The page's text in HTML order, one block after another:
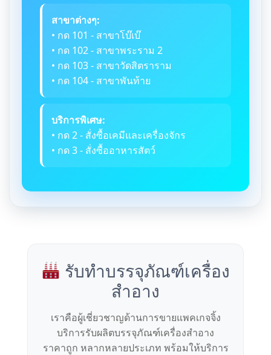
สาขาต่างๆ:
• กด 101 - สาขาโบ๊เบ๊
• กด 102 - สาขาพระราม 2
• กด 103 - สาขาวัดสิตราราม
• กด 104 - สาขาพันท้าย
บริการพิเศษ:
• กด 2 - สั่งซื้อเคมีและเครื่องจักร
• กด 3 - สั่งซื้ออาหารสัตว์
รับทำบรรจุภัณฑ์เครื่อง
สำอาง
เราคือผู้เชี่ยวชาญด้านการขายแพคเกจจิ้ง
บริการรับผลิตบรรจุภัณฑ์เครื่องสำอาง
ราคาถูก หลากหลายประเภท พร้อมให้บริการ